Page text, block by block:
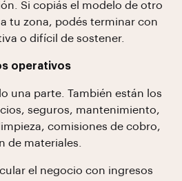
Si copiás el modelo de otro
tu zona, podés terminar con
o difícil de sostener.
operativos
una parte. También están los
seguros, mantenimiento,
comisiones de cobro,
de materiales.
el negocio con ingresos